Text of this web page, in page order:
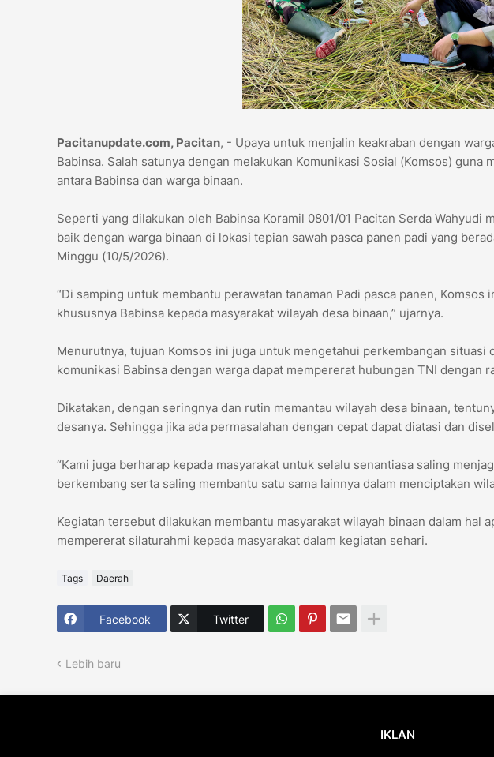
Pacitanupdate.com, Pacitan, - Upaya untuk menjalin keakraban dengan
Babinsa. Salah satunya dengan melakukan Komunikasi Sosial (Komsos)
antara Babinsa dan warga binaan.
Seperti yang dilakukan oleh Babinsa Koramil 0801/01 Pacitan Serda Wahyudi
baik dengan warga binaan di lokasi tepian sawah pasca panen padi yang
Minggu (10/5/2026).
“Di samping untuk membantu perawatan tanaman Padi pasca panen,
khususnya Babinsa kepada masyarakat wilayah desa binaan,” ujarnya.
Menurutnya, tujuan Komsos ini juga untuk mengetahui perkembangan situasi
komunikasi Babinsa dengan warga dapat mempererat hubungan TNI dengan
Dikatakan, dengan seringnya dan rutin memantau wilayah desa binaan,
desanya. Sehingga jika ada permasalahan dengan cepat dapat diatasi dan
“Kami juga berharap kepada masyarakat untuk selalu senantiasa saling
berkembang serta saling membantu satu sama lainnya dalam menciptakan
Kegiatan tersebut dilakukan membantu masyarakat wilayah binaan dalam hal
mempererat silaturahmi kepada masyarakat dalam kegiatan sehari.
Tags Daerah
Facebook Twitter
Lebih baru
IKLAN